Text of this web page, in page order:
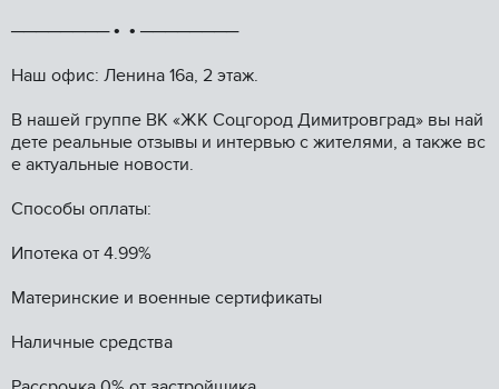
──────── • • ────────
Наш офис: Ленина 16а, 2 этаж.
В нашей группе ВК «ЖК Соцгород Димитровград» вы най
дете реальные отзывы и интервью с жителями, а также вс
е актуальные новости.
Способы оплаты:
Ипотека от 4.99%
Материнские и военные сертификаты
Наличные средства